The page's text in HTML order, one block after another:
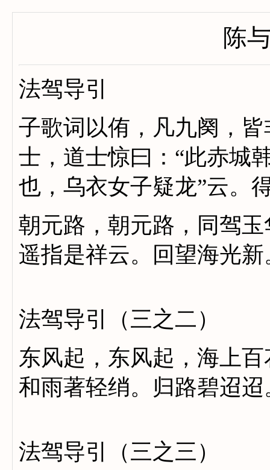
陈
法驾导引
子歌词以侑，凡九阕，
士，道士惊曰：“此赤城
也，乌衣女子疑龙”云。
朝元路，朝元路，同驾
遥指是祥云。回望海光
法驾导引（三之二）
东风起，东风起，海上
和雨著轻绡。归路碧迢
法驾导引（三之三）